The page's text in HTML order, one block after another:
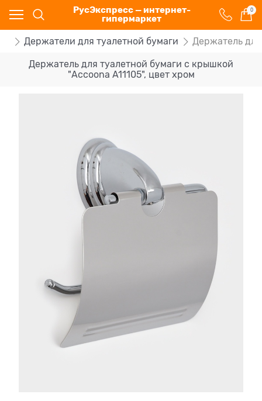
РусЭкспресс — интернет-
гипермаркет
0
Держатели для туалетной бумаги Держатель
Держатель для туалетной бумаги с крышкой
"Accoona A11105", цвет хром